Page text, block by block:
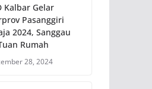
Kalbar Gelar
Pasanggiri
2024, Sanggau
Rumah
28, 2024